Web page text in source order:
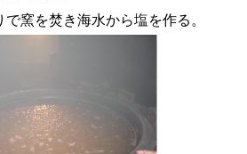
で窯を焚き海水から塩を作る。